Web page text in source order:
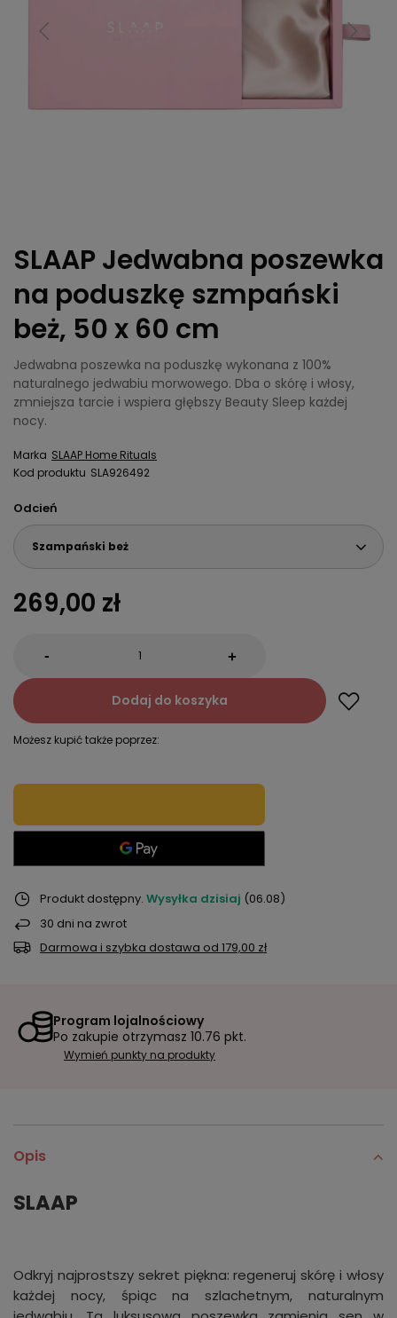
SLAAP Jedwabna poszewka
na poduszkę szmpański
beż, 50 x 60 cm
Jedwabna poszewka na poduszkę wykonana z 100%
naturalnego jedwabiu morwowego. Dba o skórę i włosy,
zmniejsza tarcie i wspiera głębszy Beauty Sleep każdej
nocy.
Marka SLAAP Home Rituals
Kod produktu SLA926492
Odcień
Szampański beż
269,00 zł
- +
Dodaj do koszyka
Możesz kupić także poprzez:
Produkt dostępny Wysyłka dzisiaj (06.08)
30 dni na zwrot
Darmowa i szybka dostawa od 179,00 zł
Program lojalnościowy
Po zakupie otrzymasz 10.76 pkt.
Wymień punkty na produkty
Opis
SLAAP
Odkryj najprostszy sekret piękna: regeneruj skórę i włosy
każdej nocy, śpiąc na szlachetnym, naturalnym